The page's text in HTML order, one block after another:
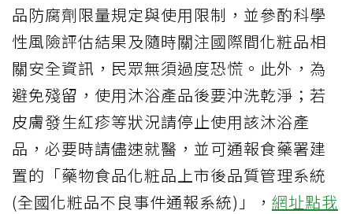
品防腐劑限量規定與使用限制，並參酌科學
性風險評估結果及隨時關注國際間化粧品相
關安全資訊，民眾無須過度恐慌。此外，為
避免殘留，使用沐浴產品後要沖洗乾淨；若
皮膚發生紅疹等狀況請停止使用該沐浴產
品，必要時請儘速就醫，並可通報食藥署建
置的「藥物食品化粧品上市後品質管理系統
(全國化粧品不良事件通報系統)」， 網址點我